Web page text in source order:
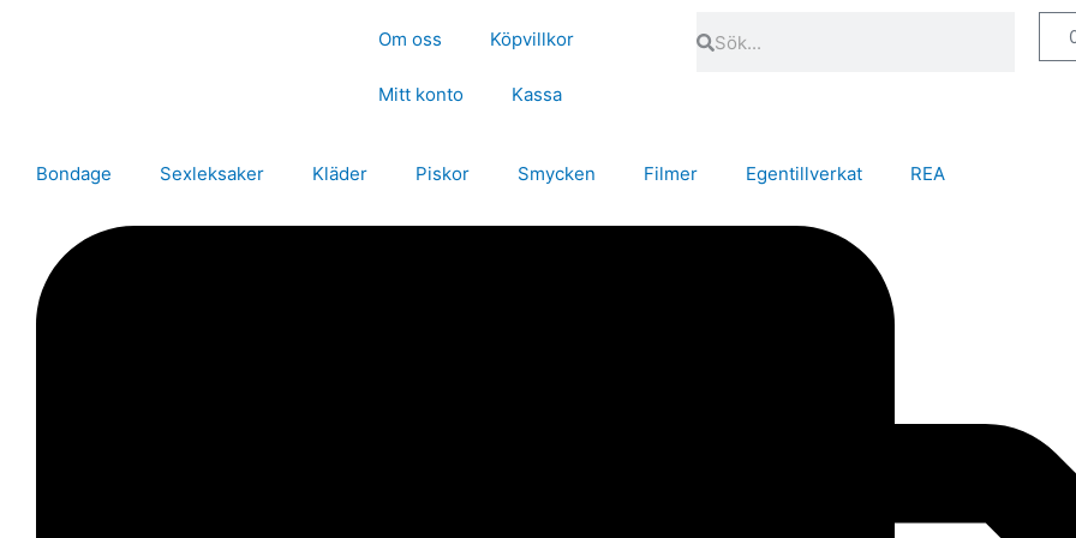
Om oss Köpvillkor
Mitt konto Kassa
Bondage Sexleksaker Kläder Piskor Smycken Filmer Egentillverkat REA